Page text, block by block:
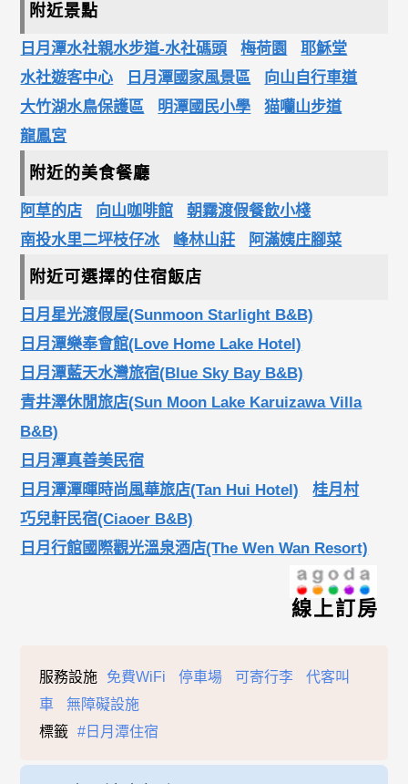
附近景點
日月潭水社親水步道-水社碼頭 梅荷園
耶穌堂
水社遊客中心
日月潭國家風景區
向山自行車道
大竹湖水鳥保護區
明潭國民小學
猫囒山步道
龍鳳宮
附近的美食餐廳
阿草的店 向山咖啡館
朝霧渡假餐飲小棧
南投水里二坪枝仔冰
峰林山莊 阿滿姨庄腳菜
附近可選擇的住宿飯店
日月星光渡假屋(Sunmoon Starlight B&B)
日月潭樂奉會館(Love Home Lake Hotel)
日月潭藍天水灣旅宿(Blue Sky Bay B&B)
青井澤休閒旅店(Sun Moon Lake Karuizawa Villa
B&B)
日月潭真善美民宿
日月潭潭暉時尚風華旅店(Tan Hui Hotel)
桂月村
巧兒軒民宿(Ciaoer B&B)
日月行館國際觀光溫泉酒店(The Wen Wan Resort)
線上訂房
服務設施 免費WiFi 停車場 可寄行李
代客叫
車
無障礙設施
標籤
#日月潭住宿